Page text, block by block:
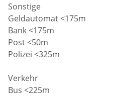
Sonstige
Geldautomat <175m
Bank <175m
Post <50m
Polizei <325m
Verkehr
Bus <225m